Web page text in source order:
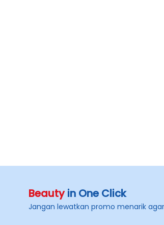
Beautyin One Click
Jangan lewatkan promo menarik